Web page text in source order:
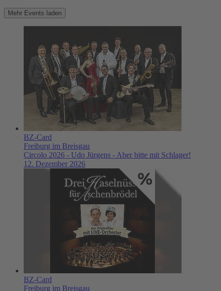
Mehr Events laden
BZ-Card
Freiburg im Breisgau
Circolo 2026 - Udo Jürgens - Aber bitte mit Schlager!
12. Dezember 2026
BZ-Card
Freiburg im Breisgau